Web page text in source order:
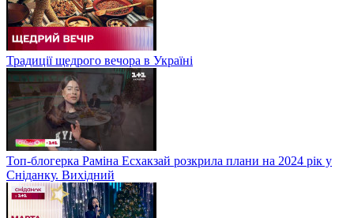
Традиції щедрого вечора в Україні
Топ-блогерка Раміна Есхакзай розкрила плани на 2024 рік у
Сніданку. Вихідний